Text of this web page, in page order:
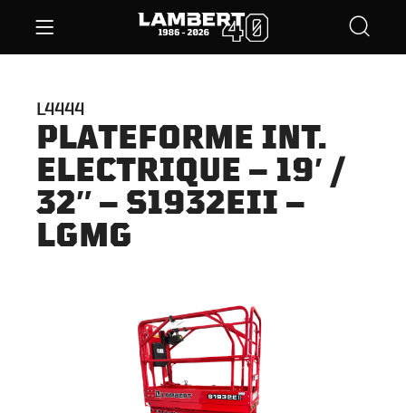
L4444
PLATEFORME INT.
ELECTRIQUE – 19′ /
32″ – S1932EII –
LGMG